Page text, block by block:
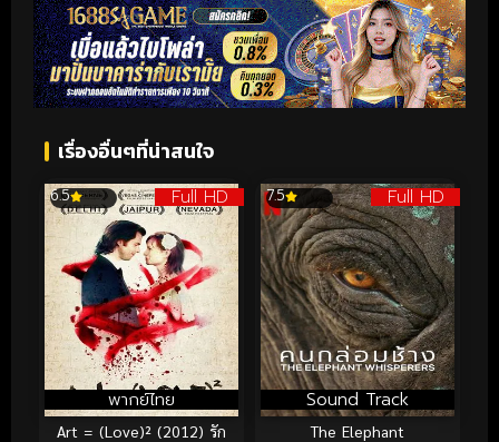
เรื่องอื่นๆที่น่าสนใจ
Full HD
พากย์ไทย
6.5
Art = (Love)² (2012) รัก
Full HD
Sound Track
7.5
The Elephant